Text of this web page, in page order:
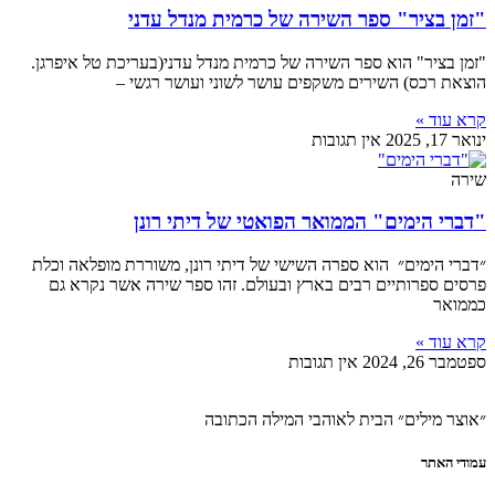
"זמן בציר" ספר השירה של כרמית מנדל עדני
"זמן בציר" הוא ספר השירה של כרמית מנדל עדני(בעריכת טל איפרגן.
הוצאת רכס) השירים משקפים עושר לשוני ועושר רגשי –
קרא עוד »
ינואר 17, 2025
אין תגובות
שירה
"דברי הימים" הממואר הפואטי של דיתי רונן
״דברי הימים״ הוא ספרה השישי של דיתי רונן, משוררת מופלאה וכלת
פרסים ספרותיים רבים בארץ ובעולם. זהו ספר שירה אשר נקרא גם
כממואר
קרא עוד »
ספטמבר 26, 2024
אין תגובות
״אוצר מילים״ הבית לאוהבי המילה הכתובה
עמודי האתר